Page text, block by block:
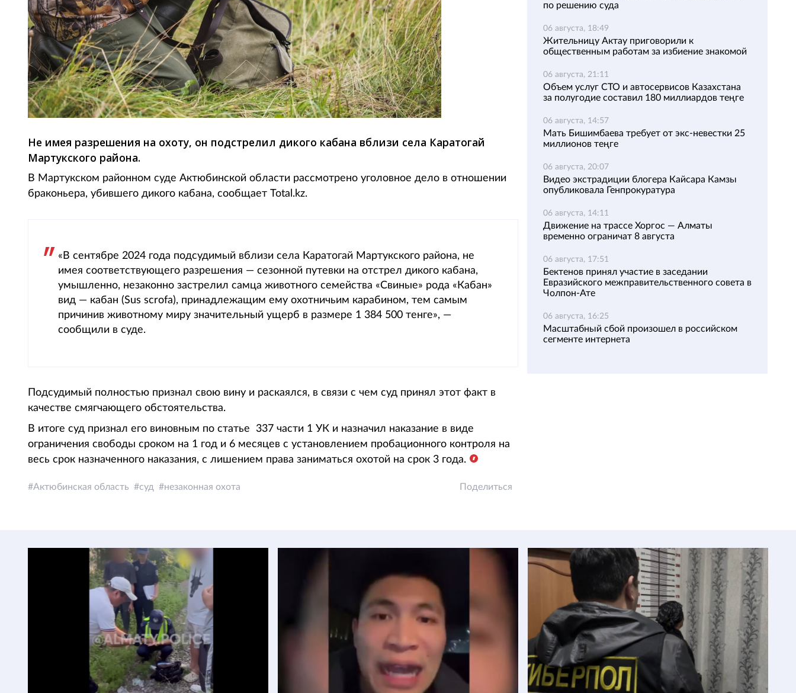
Не имея разрешения на охоту, он подстрелил дикого кабана вблизи села Каратогай
Мартукского района.
В Мартукском районном суде Актюбинской области рассмотрено уголовное дело в отношении
браконьера, убившего дикого кабана, сообщает Total.kz.
«В сентябре 2024 года подсудимый вблизи села Каратогай Мартукского района, не
имея соответствующего разрешения — сезонной путевки на отстрел дикого кабана,
умышленно, незаконно застрелил самца животного семейства «Свиные» рода «Кабан»
вид — кабан (Sus scrofa), принадлежащим ему охотничьим карабином, тем самым
причинив животному миру значительный ущерб в размере 1 384 500 тенге», —
сообщили в суде.
Подсудимый полностью признал свою вину и раскаялся, в связи с чем суд принял этот факт в
качестве смягчающего обстоятельства.
В итоге суд признал его виновным по статье 337 части 1 УК и назначил наказание в виде
ограничения свободы сроком на 1 год и 6 месяцев с установлением пробационного контроля на
весь срок назначенного наказания, с лишением права заниматься охотой на срок 3 года.
Актюбинская область суд незаконная охота Поделиться
по решению суда
06 августа, 18:49
Жительницу Актау приговорили к
общественным работам за избиение знакомой
06 августа, 21:11
Объем услуг СТО и автосервисов Казахстана
за полугодие составил 180 миллиардов теңге
06 августа, 14:57
Мать Бишимбаева требует от экс-невестки 25
миллионов теңге
06 августа, 20:07
Видео экстрадиции блогера Кайсара Камзы
опубликовала Генпрокуратура
06 августа, 14:11
Движение на трассе Хоргос — Алматы
временно ограничат 8 августа
06 августа, 17:51
Бектенов принял участие в заседании
Евразийского межправительственного совета в
Чолпон-Ате
06 августа, 16:25
Масштабный сбой произошел в российском
сегменте интернета